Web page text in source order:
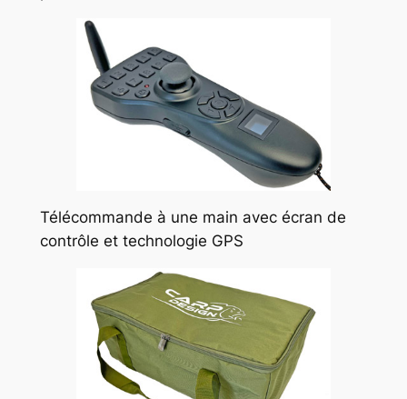
Télécommande à une main avec écran de
contrôle et technologie GPS